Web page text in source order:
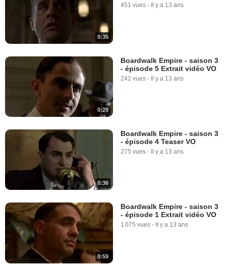
0:35
451 vues - Il y a 13 ans
0:20
Boardwalk Empire - saison 3
- épisode 5 Extrait vidéo VO
242 vues - Il y a 13 ans
0:36
Boardwalk Empire - saison 3
- épisode 4 Teaser VO
275 vues - Il y a 13 ans
0:59
Boardwalk Empire - saison 3
- épisode 1 Extrait vidéo VO
1 075 vues - Il y a 13 ans